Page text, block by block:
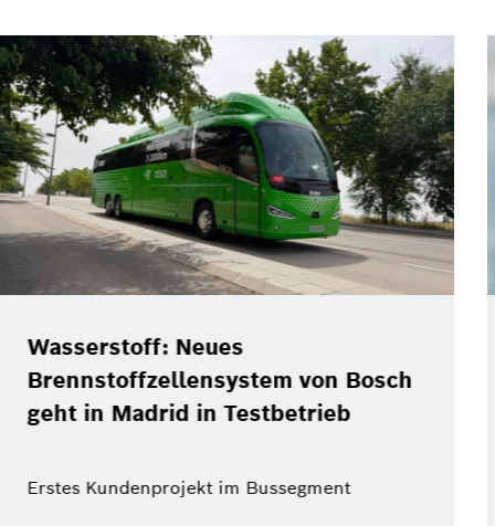
Christof Ehrhart verlässt Position
als Bosch-Kommunikationschef
zum Ende des Jahres